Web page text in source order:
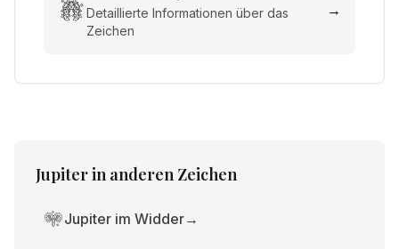
Detaillierte Informationen über das
Zeichen
→
Jupiterin anderen Zeichen
Jupiter im Widder→